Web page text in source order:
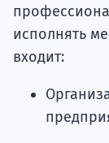
исполнять
входит: